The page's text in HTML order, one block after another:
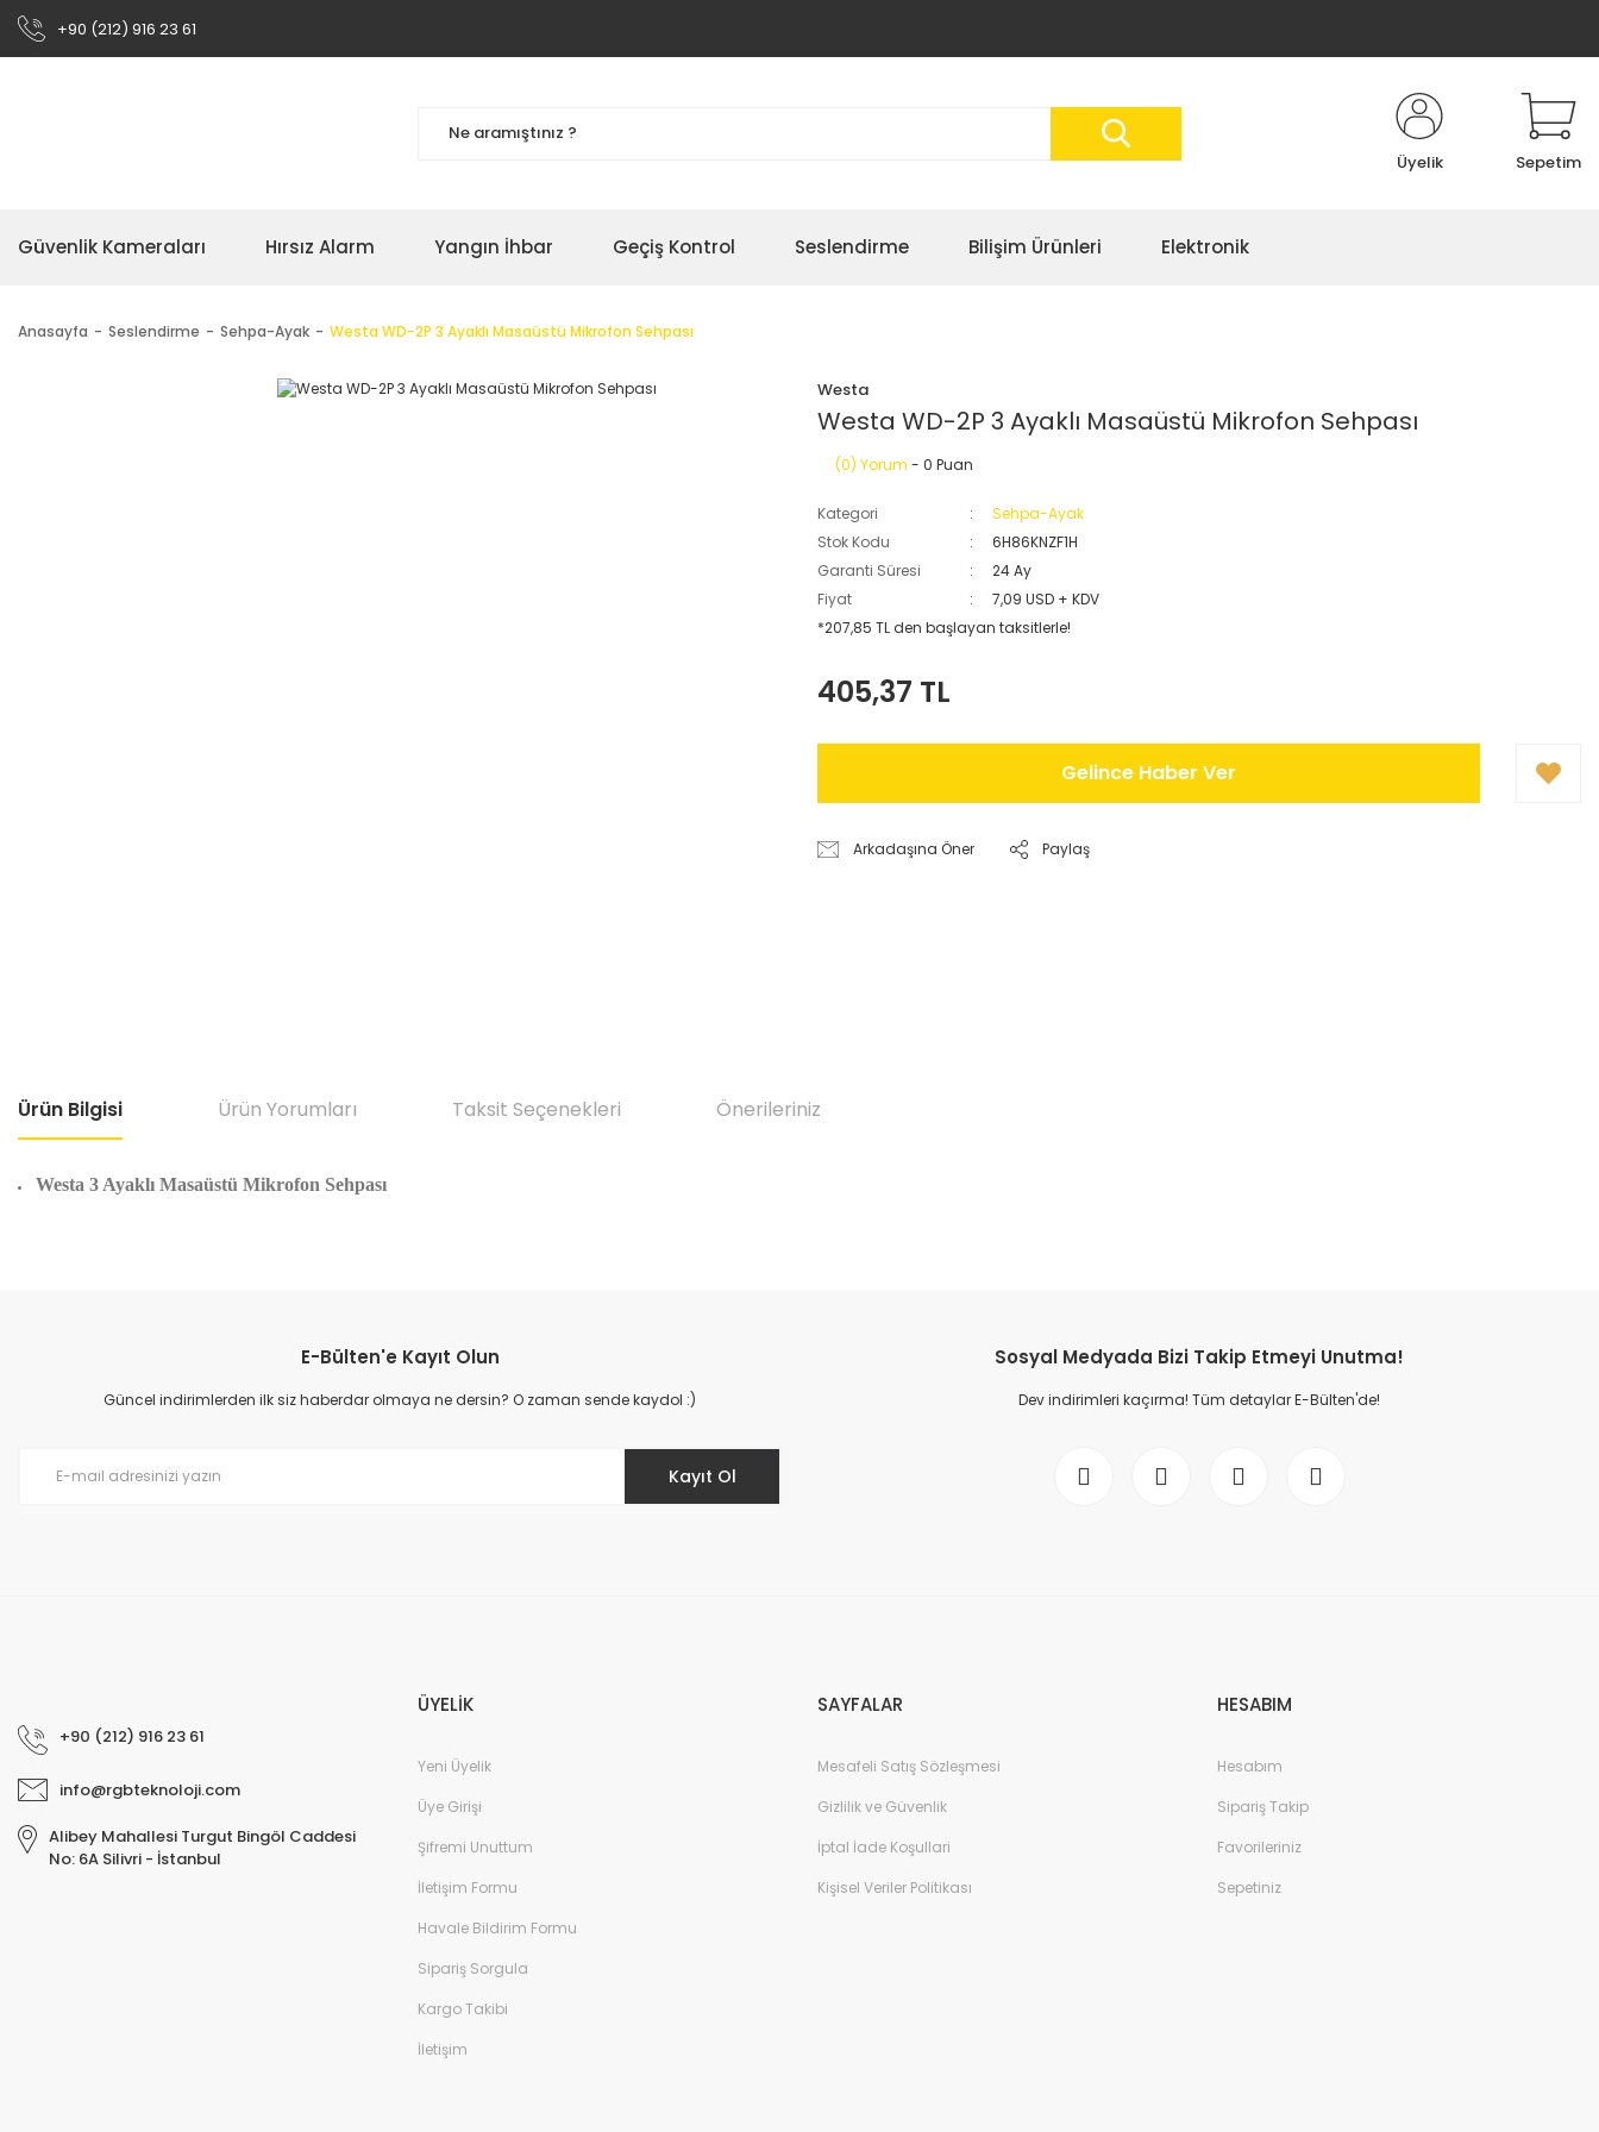
+90 (212) 916 23 61
Üyelik Sepetim
Güvenlik Kameraları Hırsız Alarm Yangın İhbar Geçiş Kontrol Seslendirme Bilişim Ürünleri Elektronik
Anasayfa Seslendirme Sehpa-Ayak Westa WD-2P 3 Ayaklı Masaüstü Mikrofon Sehpası
Westa
Westa WD-2P 3 Ayaklı Masaüstü Mikrofon Sehpası
(0) Yorum - 0 Puan
Kategori
Sehpa-Ayak
Stok Kodu
6H86KNZF1H
Garanti Süresi
24 Ay
Fiyat
7,09 USD + KDV
*207,85 TL den başlayan taksitlerle!
405,37 TL
Gelince Haber Ver
Arkadaşına Öner Paylaş
Ürün Bilgisi Ürün Yorumları Taksit Seçenekleri Önerileriniz
Westa 3 Ayaklı Masaüstü Mikrofon Sehpası
Ürün resmi kalitesiz, bozuk veya görüntülenemiyor.
Ürün açıklamasında eksik bilgiler bulunuyor.
E-Bülten'e Kayıt Olun
Güncel indirimlerden ilk siz haberdar olmaya ne dersin? O zaman sende kaydol :)
Kayıt Ol
Sosyal Medyada Bizi Takip Etmeyi Unutma!
Dev indirimleri kaçırma! Tüm detaylar E-Bülten'de!
+90 (212) 916 23 61
info@rgbteknoloji.com
Alibey Mahallesi Turgut Bingöl Caddesi
No: 6A Silivri - İstanbul
ÜYELİK
Yeni Üyelik
Üye Girişi
Şifremi Unuttum
İletişim Formu
Havale Bildirim Formu
Sipariş Sorgula
Kargo Takibi
İletişim
SAYFALAR
Mesafeli Satış Sözleşmesi
Gizlilik ve Güvenlik
İptal İade Koşullari
Kişisel Veriler Politikası
HESABIM
Hesabım
Sipariş Takip
Favorileriniz
Sepetiniz